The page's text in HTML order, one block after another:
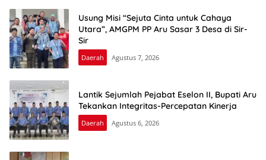
Usung Misi “Sejuta Cinta untuk Cahaya
Utara”, AMGPM PP Aru Sasar 3 Desa di Sir-
Sir
Daerah Agustus 7, 2026
Lantik Sejumlah Pejabat Eselon II, Bupati Aru
Tekankan Integritas-Percepatan Kinerja
Daerah Agustus 6, 2026